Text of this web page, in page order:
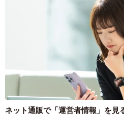
この実用的なイラストを投稿し
「事前にネットで検索したとこ
ドバイスが多かったんです。そ
の情報をまとめようと思いまし
最も役立った持ち物は「日傘で
ネット通販で「運営者情報」を